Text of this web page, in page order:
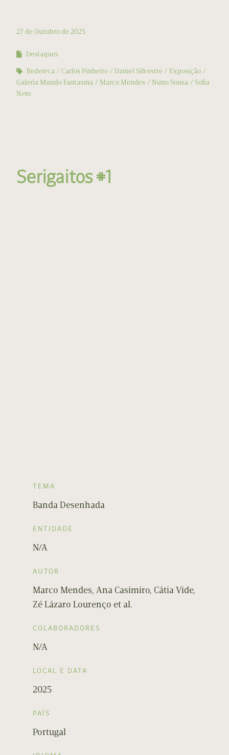
27 de Outubro de 2025
Destaques
Bedeteca
Carlos Pinheiro Daniel Silvestre
Exposição
Galeria Mundo Fantasma
Marco Mendes Nuno Sousa
Sofia
Neto
Serigaitos #1
TEMA
Banda Desenhada
ENTIDADE
N/A
AUTOR
Marco Mendes, Ana Casimiro, Cátia Vide,
Zé Lázaro Lourenço et al.
COLABORADORES
N/A
LOCAL E DATA
2025
PAÍS
Portugal